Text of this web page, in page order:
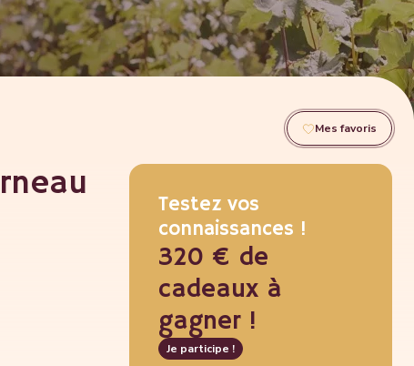
Mes favoris
Testez vos
connaissances !
320 € de
cadeaux à
gagner !
Je participe !